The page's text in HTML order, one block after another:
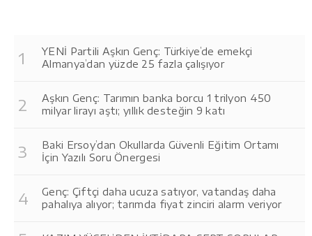
YENİ Partili Aşkın Genç: Türkiye’de emekçi
Almanya’dan yüzde 25 fazla çalışıyor
Aşkın Genç: Tarımın banka borcu 1 trilyon 450
milyar lirayı aştı; yıllık desteğin 9 katı
Baki Ersoy’dan Okullarda Güvenli Eğitim Ortamı
İçin Yazılı Soru Önergesi
Genç: Çiftçi daha ucuza satıyor, vatandaş daha
pahalıya alıyor; tarımda fiyat zinciri alarm veriyor